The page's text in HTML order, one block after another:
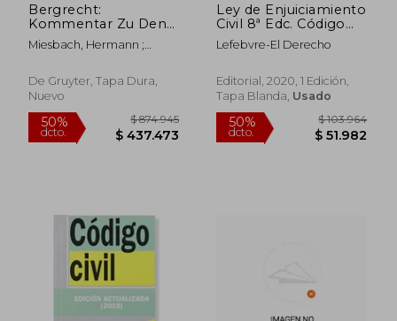
50%
dcto.
$ 886.882
$ 443.441
50%
dcto.
$
$
Bergrecht:
Kommentar Zu Den
Landesberggesetzen
Und Den Sonstigen
Einschlägigen
Bundes- Und
Vors (en Alemán)
Miesbach, Hermann ;
De Gruyter, Tapa Dura,
Nuevo
Ley de Enjuiciamiento
Civil 8ª Edc. Código
Básico (Códigos
Básicos)
Lefebvre-El Derecho
Editorial, 2020, 1 Edición,
Tapa Blanda, Usado